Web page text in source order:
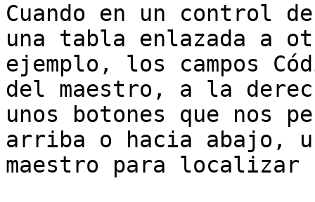
Cuando en un control
una tabla enlazada a
ejemplo, los campos
del maestro, a la
unos botones que nos
arriba o hacia abajo,
maestro para localizar